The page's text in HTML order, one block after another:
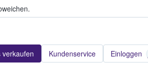
verkaufen Kundenservice Einloggen